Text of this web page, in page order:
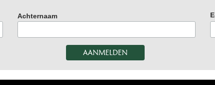
Achternaam